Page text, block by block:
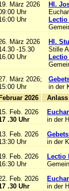
März 2026
Uhr
Uhr
Hl.
März 2026
-15.30
Uhr
Hl.
Stille
März 2026;
Uhr
in der
Februar 2026
Feb. 2026
.30 Uhr
in der
Feb. 2026
Uhr
in der
Feb. 2026
Uhr
Lectio
Feb. 2026
.30 Uhr
in der